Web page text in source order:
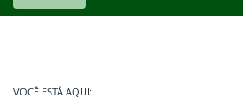
VOCÊ ESTÁ AQUI: